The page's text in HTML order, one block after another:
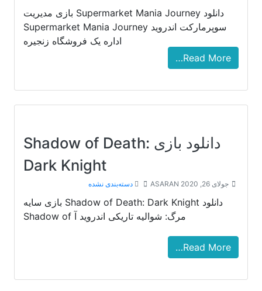
دانلود Supermarket Mania Journey بازی مدیریت
سوپرمارکت اندروید Supermarket Mania Journey
اداره یک فروشگاه زنجیره
Read More…
دانلود بازی Shadow of Death:
Dark Knight
جولای 26, 2020 ASARAN دسته‌بندی نشده
دانلود Shadow of Death: Dark Knight بازی سایه
مرگ: شوالیه تاریکی اندروید آ Shadow of
Read More…